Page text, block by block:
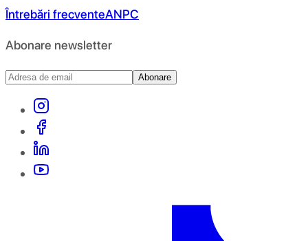
Întrebări frecventeANPC
Abonare newsletter
Abonare